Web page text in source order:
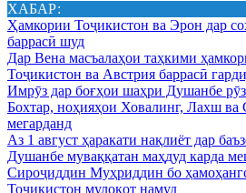
ХАБАР:
Ҳамкории Тоҷикистон ва Эрон дар
баррасӣ шуд
Дар Вена масъалаҳои таҳкими
Тоҷикистон ва Австрия баррасӣ
Имрӯз дар боғҳои шаҳри Душанбе
Бохтар, ноҳияҳои Ховалинг, Лахш ва
мегарданд
Аз 1 август ҳаракати нақлиёт дар
Душанбе муваққатан маҳдуд карда
Сироҷиддин Муҳриддин бо
Тоҷикистон мулоқот намуд